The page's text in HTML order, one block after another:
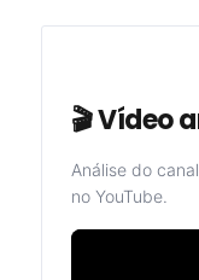
🎬 Vídeo
Análise do
no YouTube.